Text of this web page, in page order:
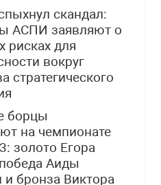
скандал:
АСПИ заявляют о
рисках для
вокруг
стратегического
борцы
на чемпионате
золото Егора
Аиды
бронза Виктора